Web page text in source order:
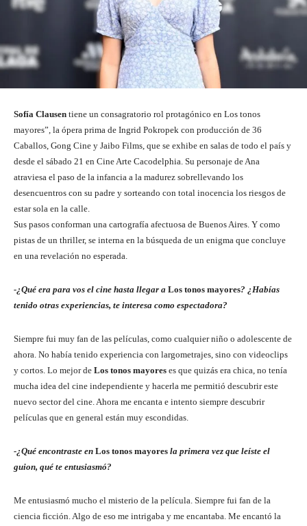
Sofía Clausen tiene un consagratorio rol protagónico en Los tonos
mayores”, la ópera prima de Ingrid Pokropek con producción de 36
Caballos, Gong Cine y Jaibo Films, que se exhibe en salas de todo el país y
desde el sábado 21 en Cine Arte Cacodelphia. Su personaje de Ana
atraviesa el paso de la infancia a la madurez sobrellevando los
desencuentros con su padre y sorteando con total inocencia los riesgos de
estar sola en la calle.
Sus pasos conforman una cartografía afectuosa de Buenos Aires. Y como
pistas de un thriller, se interna en la búsqueda de un enigma que concluye
en una revelación no esperada.
-¿Qué era para vos el cine hasta llegar a Los tonos mayores? ¿Habías
tenido otras experiencias, te interesa como espectadora?
Siempre fui muy fan de las películas, como cualquier niño o adolescente de
ahora. No había tenido experiencia con largometrajes, sino con videoclips
y cortos. Lo mejor de Los tonos mayores es que quizás era chica, no tenía
mucha idea del cine independiente y hacerla me permitió descubrir este
nuevo sector del cine. Ahora me encanta e intento siempre descubrir
películas que en general están muy escondidas.
-¿Qué encontraste en Los tonos mayores la primera vez que leíste el
guion, qué te entusiasmó?
Me entusiasmó mucho el misterio de la película. Siempre fui fan de la
ciencia ficción. Algo de eso me intrigaba y me encantaba. Me encantó la